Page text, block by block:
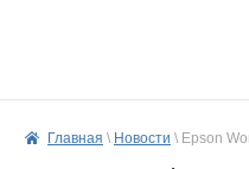
Главная \ Новости \ Epson